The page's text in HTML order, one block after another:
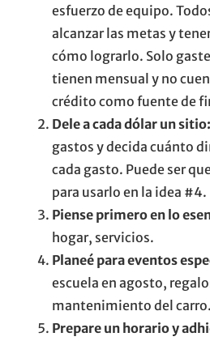
esfuerzo de equipo.
alcanzar las metas y
cómo lograrlo. Solo
tienen mensual y no
crédito como fuente de
Dele a cada dólar un sitio:
gastos y decida cuánto
cada gasto. Puede ser
para usarlo en la idea #4.
Piense primero en lo
hogar, servicios.
Planeé para eventos
escuela en agosto,
mantenimiento del carro.
Prepare un horario y